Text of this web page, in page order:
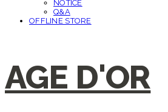
NOTICE
Q&A
OFFLINE STORE
AGE D'OR